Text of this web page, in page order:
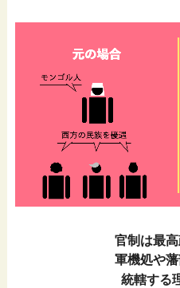
官制は最
軍機処や
統轄する